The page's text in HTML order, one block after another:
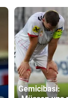
Gemicibasi: